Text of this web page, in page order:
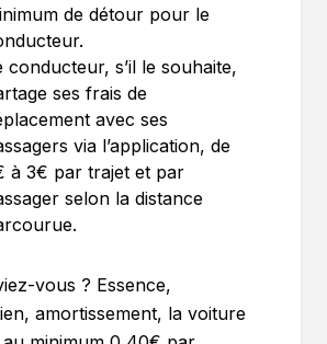
de détour pour le
conducteur, s’il le souhaite,
ses frais de
avec ses
via l’application, de
à 3€ par trajet et par
selon la distance
vous ? Essence,
amortissement, la voiture